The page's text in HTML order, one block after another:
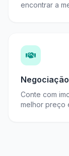
encontrar a
Negociação
Conte com
melhor preço